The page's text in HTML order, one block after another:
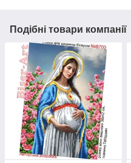
Подібні товари компанії